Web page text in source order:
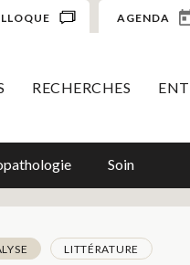
AGENDA
RECHERCHES
Soin
LITTÉRATURE